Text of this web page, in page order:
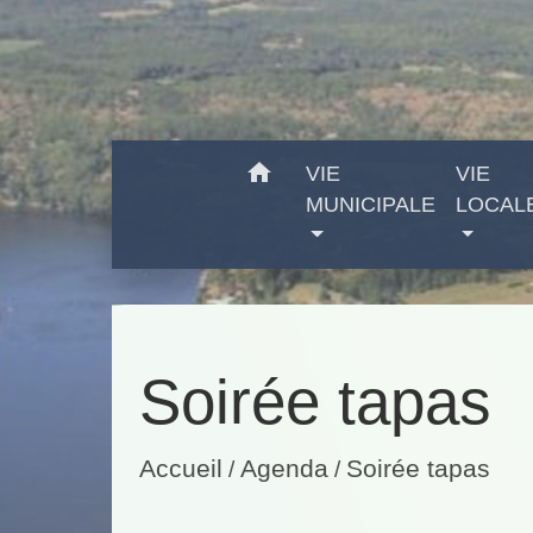
home
VIE
MUNICIPALE
VIE
Soirée tapas
Accueil / Agenda/ Soirée tapas